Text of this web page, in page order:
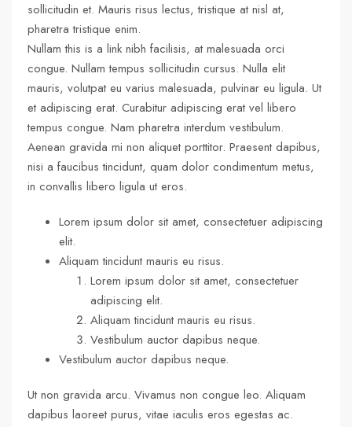
sollicitudin et. Mauris risus lectus, tristique at nisl at,
pharetra tristique enim.
Nullam this is a link nibh facilisis, at malesuada orci
congue. Nullam tempus sollicitudin cursus. Nulla elit
mauris, volutpat eu varius malesuada, pulvinar eu ligula. Ut
et adipiscing erat. Curabitur adipiscing erat vel libero
tempus congue. Nam pharetra interdum vestibulum.
Aenean gravida mi non aliquet porttitor. Praesent dapibus,
nisi a faucibus tincidunt, quam dolor condimentum metus,
in convallis libero ligula ut eros.
Lorem ipsum dolor sit amet, consectetuer adipiscing
elit.
Aliquam tincidunt mauris eu risus.
Lorem ipsum dolor sit amet, consectetuer
adipiscing elit.
Aliquam tincidunt mauris eu risus.
Vestibulum auctor dapibus neque.
Vestibulum auctor dapibus neque.
Ut non gravida arcu. Vivamus non congue leo. Aliquam
dapibus laoreet purus, vitae iaculis eros egestas ac.